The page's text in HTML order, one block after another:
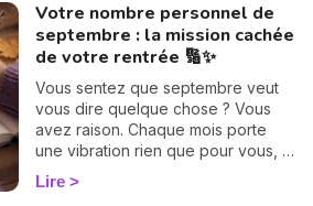
leur signification complète et ce
qu'elles révèlent dans votre tirage.
Votre nombre personnel de
septembre : la mission cachée
de votre rentrée 🔢✨
Vous sentez que septembre veut
vous dire quelque chose ? Vous
avez raison. Chaque mois porte
une vibration rien que pour vous, et
il suffit d'un petit calcul de 30
secondes pour la révéler. Suivez le
Lire